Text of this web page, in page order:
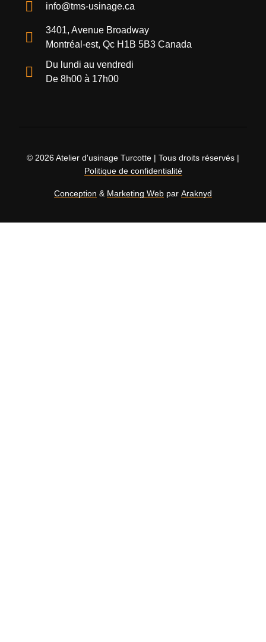
info@tms-usinage.ca
3401, Avenue Broadway
Montréal-est, Qc H1B 5B3 Canada
Du lundi au vendredi
De 8h00 à 17h00
© 2026 Atelier d'usinage Turcotte | Tous droits réservés |
Politique de confidentialité
Conception & Marketing Web par Araknyd